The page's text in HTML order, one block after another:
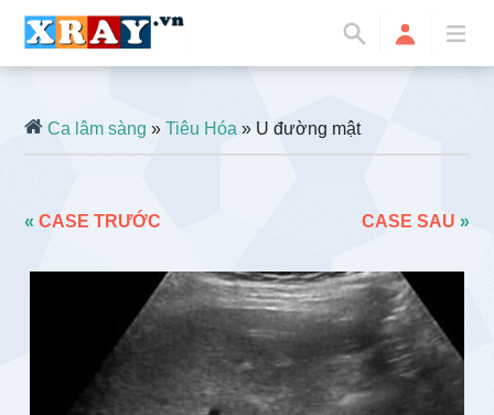
Ca lâm sàng »Tiêu Hóa » U đường mật
«CASE TRƯỚC CASE SAU »